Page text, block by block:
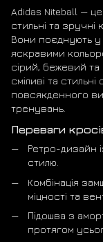
Adidas Niteball —
стильні та
Вони поєднують у
яскравими
сірий, бежевий
сміливі та
повсякденного
тренувань.
Переваги
Ретро-дизайн
стилю.
Комбінація
міцності та
Підошва з
протягом